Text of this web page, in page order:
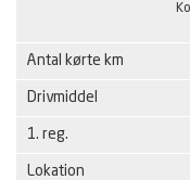
Antal kørte km
Drivmiddel
1. reg.
Lokation